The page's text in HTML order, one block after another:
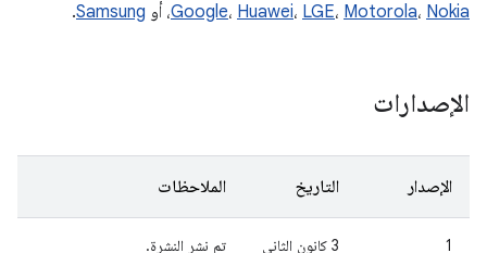
Google، Huawei، LGE، Motorola، Nokia ، أو Samsung
.
الإصدارات
الإصدار التاريخ الملاحظات
1
3 كانون الثاني
تم نشر النشرة.